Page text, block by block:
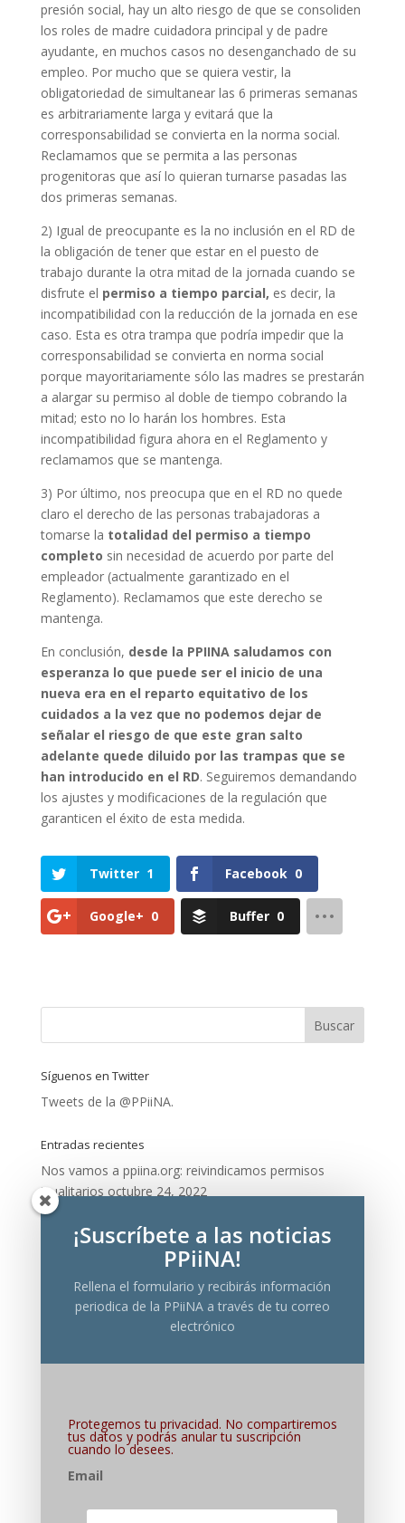
presión social, hay un alto riesgo de que se consoliden
los roles de madre cuidadora principal y de padre
ayudante, en muchos casos no desenganchado de su
empleo. Por mucho que se quiera vestir, la
obligatoriedad de simultanear las 6 primeras semanas
es arbitrariamente larga y evitará que la
corresponsabilidad se convierta en la norma social.
Reclamamos que se permita a las personas
progenitoras que así lo quieran turnarse pasadas las
dos primeras semanas.
2) Igual de preocupante es la no inclusión en el RD de
la obligación de tener que estar en el puesto de
trabajo durante la otra mitad de la jornada cuando se
disfrute el permiso a tiempo parcial, es decir, la
incompatibilidad con la reducción de la jornada en ese
caso. Esta es otra trampa que podría impedir que la
corresponsabilidad se convierta en norma social
porque mayoritariamente sólo las madres se prestarán
a alargar su permiso al doble de tiempo cobrando la
mitad; esto no lo harán los hombres. Esta
incompatibilidad figura ahora en el Reglamento y
reclamamos que se mantenga.
3) Por último, nos preocupa que en el RD no quede
claro el derecho de las personas trabajadoras a
tomarse la totalidad del permiso a tiempo
completo sin necesidad de acuerdo por parte del
empleador (actualmente garantizado en el
Reglamento). Reclamamos que este derecho se
mantenga.
En conclusión, desde la PPIINA saludamos con
esperanza lo que puede ser el inicio de una
nueva era en el reparto equitativo de los
cuidados a la vez que no podemos dejar de
señalar el riesgo de que este gran salto
adelante quede diluido por las trampas que se
han introducido en el RD. Seguiremos demandando
los ajustes y modificaciones de la regulación que
garanticen el éxito de esta medida.
Twitter 1 Facebook 0
Google+ 0 Buffer 0
Síguenos en Twitter
Tweets de la @PPiiNA.
Entradas recientes
Nos vamos a ppiina.org: reivindicamos permisos
igualitarios octubre 24, 2022
PARTICIPACIÓN Y RETIRADA DE LA PPIINA DE LA
«MESA ASESORA POR LOS CUIDADOS» DEL
MINISTERIO DE IGUALDAD noviembre 18, 2021
DEBATE PÚBLICO: ¿Hacia otros 50 años de
desigualdad? septiembre 30, 2021
Los políticos han suspendido el curso
Día de la madre feminista: ¡menos regalitos y más
Categorías
Categorías
¡Suscríbete a las noticias
PPiiNA!
Rellena el formulario y recibirás información
periodica de la PPiiNA a través de tu correo
electrónico
Protegemos tu privacidad. No compartiremos
tus datos y podrás anular tu suscripción
cuando lo desees.
Email